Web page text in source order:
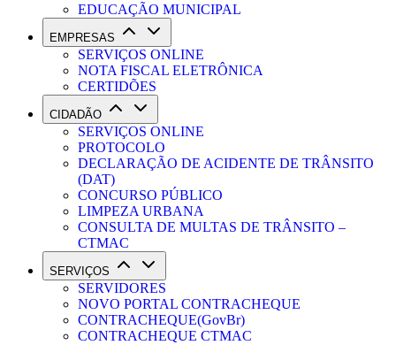
EDUCAÇÃO MUNICIPAL
EMPRESAS
SERVIÇOS ONLINE
NOTA FISCAL ELETRÔNICA
CERTIDÕES
CIDADÃO
SERVIÇOS ONLINE
PROTOCOLO
DECLARAÇÃO DE ACIDENTE DE TRÂNSITO
(DAT)
CONCURSO PÚBLICO
LIMPEZA URBANA
CONSULTA DE MULTAS DE TRÂNSITO –
CTMAC
SERVIÇOS
SERVIDORES
NOVO PORTAL CONTRACHEQUE
CONTRACHEQUE(GovBr)
CONTRACHEQUE CTMAC